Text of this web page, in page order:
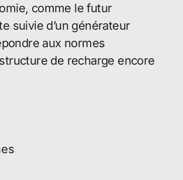
comme le futur
suivie d’un générateur
aux normes
de recharge encore